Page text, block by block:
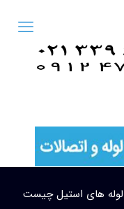
لوله های استیل چیست